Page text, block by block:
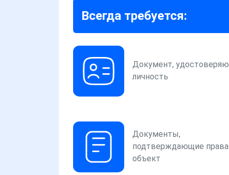
Всегда требуется:
Документ,
личность
Документы,
подтверждающие права
объект